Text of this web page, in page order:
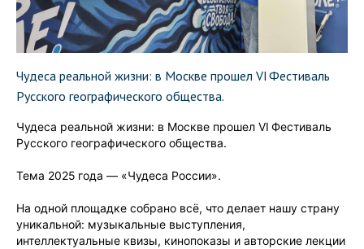
Чудеса реальной жизни: в Москве прошел VI Фестиваль
Русского географического общества.
Чудеса реальной жизни: в Москве прошел VI Фестиваль
Русского географического общества.
Тема 2025 года — «Чудеса России».
На одной площадке собрано всё, что делает нашу страну
уникальной: музыкальные выступления,
интеллектуальные квизы, кинопоказы и авторские лекции